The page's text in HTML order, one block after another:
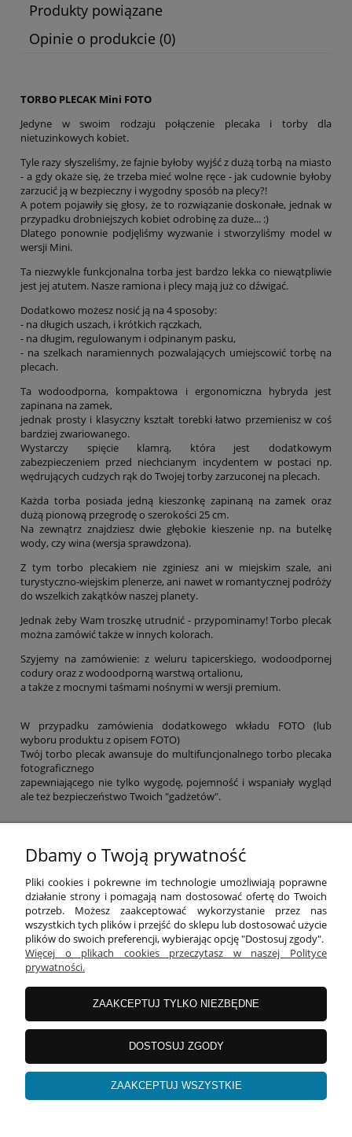
Produkty powiązane
Opinie o produkcie (0)
TORBO PLECAK Mini FOTO
Jedyne w swoim rodzaju połączenie plecaka i torby dla
nietuzinkowych kobiet.
Tyle razy słyszeliśmy, że fajnie byłoby wyjść z dużą torbą na miasto
- a gdy okaże się, że trzeba mieć wolne ręce - jak cudownie byłoby
zarzucić ją w bezpieczny i wygodny sposób na plecy?!
A potem pojawiły się głosy, że to rozwiązanie doskonałe, jednak w
przypadku drobniejszych kobiet odrobinę za duże... :)
Dlatego ponownie podjęliśmy wyzwanie i stworzyliśmy model w
wersji Mini.
Ta niezwykle funkcjonalna torba jest bardzo lekka co niewątpliwie
jest jej atutem. Nasze ramiona i plecy mają już co dźwigać.
Dodatkowo możesz nosić ją na 4 sposoby:
- na długich uszach, i krótkich rączkach,
- na długim, regulowanym i odpinanym pasku,
- na szelkach naramiennych pozwalających umiejscowić torbę na
plecach.
Ta wodoodporna, kompaktowa i ergonomiczna hybryda jest
zapinana na zamek,
jednak prosty i klasyczny kształt torebki łatwo przemienisz w coś
bardziej zwariowanego.
Wystarczy spięcie klamrą, która jest dodatkowym
zabezpieczeniem przed niechcianym incydentem w postaci np.
wędrujących cudzych rąk do Twojej torby zarzuconej na plecach.
Każda torba posiada jedną kieszonkę zapinaną na zamek oraz
dużą pionową przegrodę o szerokości 25 cm.
Na zewnątrz znajdziesz dwie głębokie kieszenie np. na butelkę
wody, czy wina (wersja sprawdzona).
Z tym torbo plecakiem nie zginiesz ani w miejskim szale, ani
turystyczno-wiejskim plenerze, ani nawet w romantycznej podróży
do wszelkich zakątków naszej planety.
Jednak żeby Wam troszkę utrudnić - przypominamy! Torbo plecak
można zamówić także w innych kolorach.
Szyjemy na zamówienie: z weluru tapicerskiego, wodoodpornej
codury oraz z wodoodporną warstwą ortalionu,
a także z mocnymi taśmami nośnymi w wersji premium.
W przypadku zamówienia dodatkowego wkładu FOTO (lub
wyboru produktu z opisem FOTO)
Twój torbo plecak awansuje do multifuncjonalnego torbo plecaka
fotograficznego
zapewniającego nie tylko wygodę, pojemność i wspaniały wygląd
ale też bezpieczeństwo Twoich "gadżetów".
INFORMACJE
O FIRMIE
Equipo Bag| ul. Żurawia 9/11 lok. 2 | 60-860 Poznań |
woj. wielkopolskie | tel: 695 696 999 | mail:
kontakt@equipobag.pl
pokaż pełną wersję strony
Dbamy o Twoją prywatność
Pliki cookies i pokrewne im technologie umożliwiają poprawne
działanie strony i pomagają nam dostosować ofertę do Twoich
potrzeb. Możesz zaakceptować wykorzystanie przez nas
wszystkich tych plików i przejść do sklepu lub dostosować użycie
plików do swoich preferencji, wybierając opcję "Dostosuj zgody".
Więcej o plikach cookies przeczytasz w naszej Polityce
prywatności.
ZAAKCEPTUJ TYLKO NIEZBĘDNE
DOSTOSUJ ZGODY
ZAAKCEPTUJ WSZYSTKIE